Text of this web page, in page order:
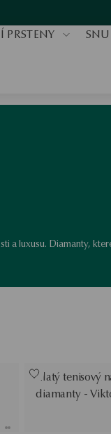
PRSTENY
a luxusu. Diamanty,
Zlatý tenisový
diamanty -